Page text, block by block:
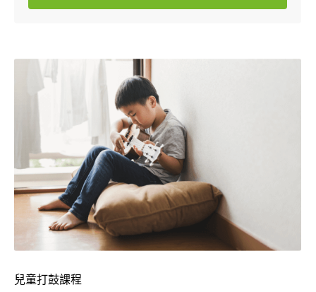
兒童打鼓課程